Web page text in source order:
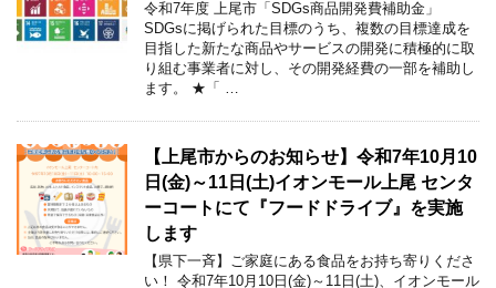
令和7年度 上尾市「SDGs商品開発費補助金」
SDGsに掲げられた目標のうち、複数の目標達成を
目指した新たな商品やサービスの開発に積極的に取
り組む事業者に対し、その開発経費の一部を補助し
ます。 ★「 …
【上尾市からのお知らせ】令和7年10月10
日(金)～11日(土)イオンモール上尾 センタ
ーコートにて『フードドライブ』を実施
します
【県下一斉】ご家庭にある食品をお持ち寄りくださ
い！ 令和7年10月10日(金)～11日(土)、イオンモール